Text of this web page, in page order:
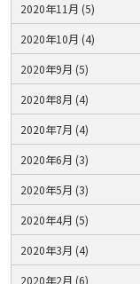
2020年11月 (5)
2020年10月 (4)
2020年9月 (5)
2020年8月 (4)
2020年7月 (4)
2020年6月 (3)
2020年5月 (3)
2020年4月 (5)
2020年3月 (4)
2020年2月 (6)